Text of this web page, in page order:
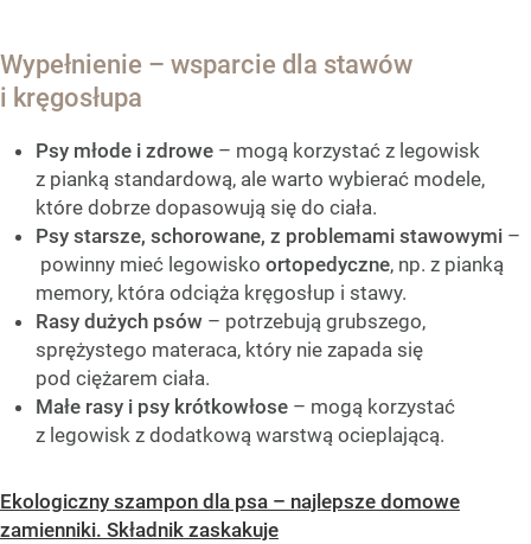
Wypełnienie – wsparcie dla stawów
i kręgosłupa
Psy młode i zdrowe – mogą korzystać z legowisk
z pianką standardową, ale warto wybierać modele,
które dobrze dopasowują się do ciała.
Psy starsze, schorowane, z problemami stawowymi –
powinny mieć legowisko ortopedyczne, np. z pianką
memory, która odciąża kręgosłup i stawy.
Rasy dużych psów – potrzebują grubszego,
sprężystego materaca, który nie zapada się
pod ciężarem ciała.
Małe rasy i psy krótkowłose – mogą korzystać
z legowisk z dodatkową warstwą ocieplającą.
Ekologiczny szampon dla psa – najlepsze domowe
zamienniki. Składnik zaskakuje